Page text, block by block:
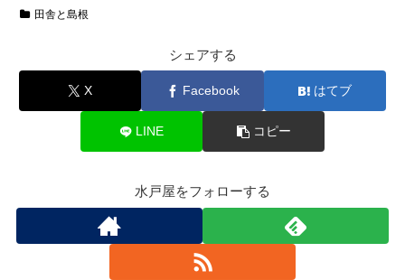
田舎と島根
シェアする
X Facebook はてブ
LINE コピー
水戸屋をフォローする